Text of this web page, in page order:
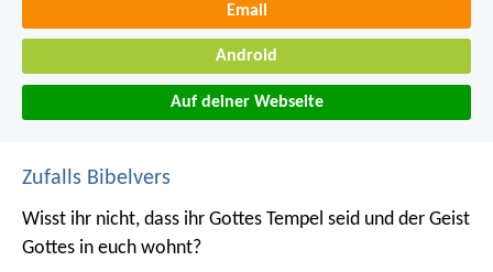
Email
Android
Auf deiner Webseite
Zufalls Bibelvers
Wisst ihr nicht, dass ihr Gottes Tempel seid und der Geist
Gottes in euch wohnt?